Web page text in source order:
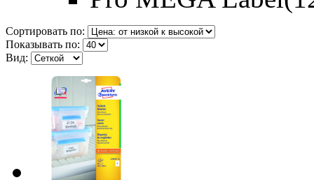
Сортировать по:
Показывать по:
Вид: